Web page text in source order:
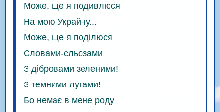
Може, ще я подивлюся
На мою Украйну...
Може, ще я поділюся
Словами-сльозами
З дібровами зеленими!
З темними лугами!
Бо немає в мене роду